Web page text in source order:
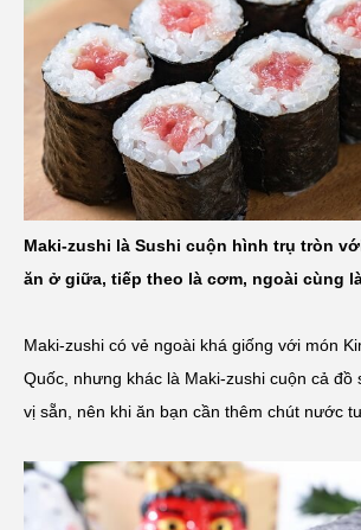
Maki-zushi là Sushi cuộn hình trụ tròn
ăn ở giữa, tiếp theo là cơm, ngoài cùng
Maki-zushi có vẻ ngoài khá giống với món
Quốc, nhưng khác là Maki-zushi cuộn cả đồ
vị sẵn, nên khi ăn bạn cần thêm chút nước